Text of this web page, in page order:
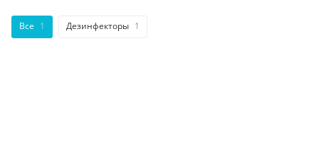
Все 1 Дезинфекторы 1